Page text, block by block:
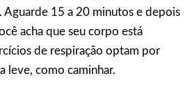
15 a 20 minutos e depois
acha que seu corpo está
de respiração optam por
leve, como caminhar.